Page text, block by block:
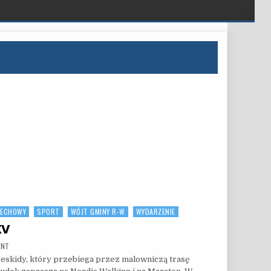
SPORT WÓJT GMINY R-W WYDARZENIE
który przebiega przez malowniczą trasę